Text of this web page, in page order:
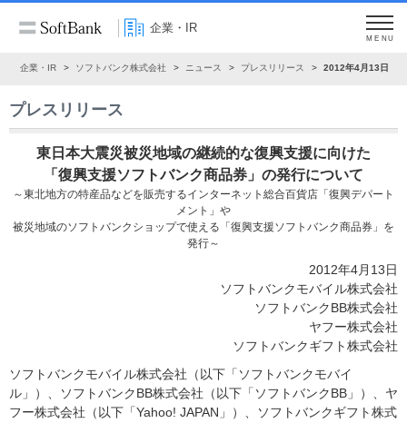
企業・IR
MENU
企業・IR ソフトバンク株式会社 ニュース プレスリリース 2012年4月13日
プレスリリース
東日本大震災被災地域の継続的な復興支援に向けた
「復興支援ソフトバンク商品券」の発行について
～東北地方の特産品などを販売するインターネット総合百貨店「復興デパート
メント」や
被災地域のソフトバンクショップで使える「復興支援ソフトバンク商品券」を
発行～
2012年4月13日
ソフトバンクモバイル株式会社
ソフトバンクBB株式会社
ヤフー株式会社
ソフトバンクギフト株式会社
ソフトバンクモバイル株式会社（以下「ソフトバンクモバイ
ル」）、ソフトバンクBB株式会社（以下「ソフトバンクBB」）、ヤ
フー株式会社（以下「Yahoo! JAPAN」）、ソフトバンクギフト株式